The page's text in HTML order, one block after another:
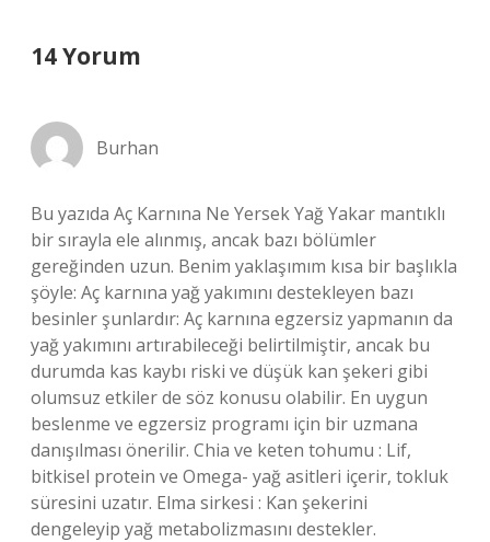
14 Yorum
Burhan
Bu yazıda Aç Karnına Ne Yersek Yağ Yakar mantıklı
bir sırayla ele alınmış, ancak bazı bölümler
gereğinden uzun. Benim yaklaşımım kısa bir başlıkla
şöyle: Aç karnına yağ yakımını destekleyen bazı
besinler şunlardır: Aç karnına egzersiz yapmanın da
yağ yakımını artırabileceği belirtilmiştir, ancak bu
durumda kas kaybı riski ve düşük kan şekeri gibi
olumsuz etkiler de söz konusu olabilir. En uygun
beslenme ve egzersiz programı için bir uzmana
danışılması önerilir. Chia ve keten tohumu : Lif,
bitkisel protein ve Omega- yağ asitleri içerir, tokluk
süresini uzatır. Elma sirkesi : Kan şekerini
dengeleyip yağ metabolizmasını destekler.